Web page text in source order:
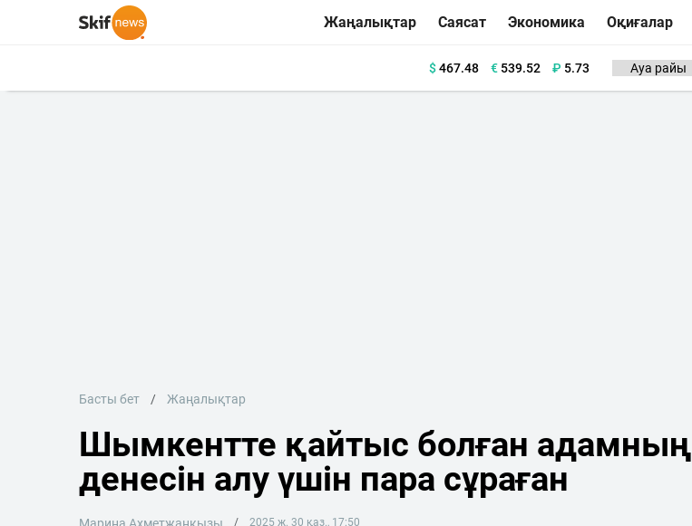
Жаңалықтар Саясат Экономика Оқиғалар
$467.48 €539.52 ₽ 5.73
Басты бет Жаңалықтар
Шымкентте қайтыс болған адамның
денесін алу үшін пара сұраған
2025 ж. 30 қаз., 17:50